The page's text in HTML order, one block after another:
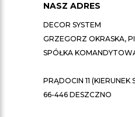
NASZ ADRES
DECOR SYSTEM
GRZEGORZ OKRASKA,
SPÓŁKA
PRĄDOCIN 11 (KIERUNEK
66-446 DESZCZNO